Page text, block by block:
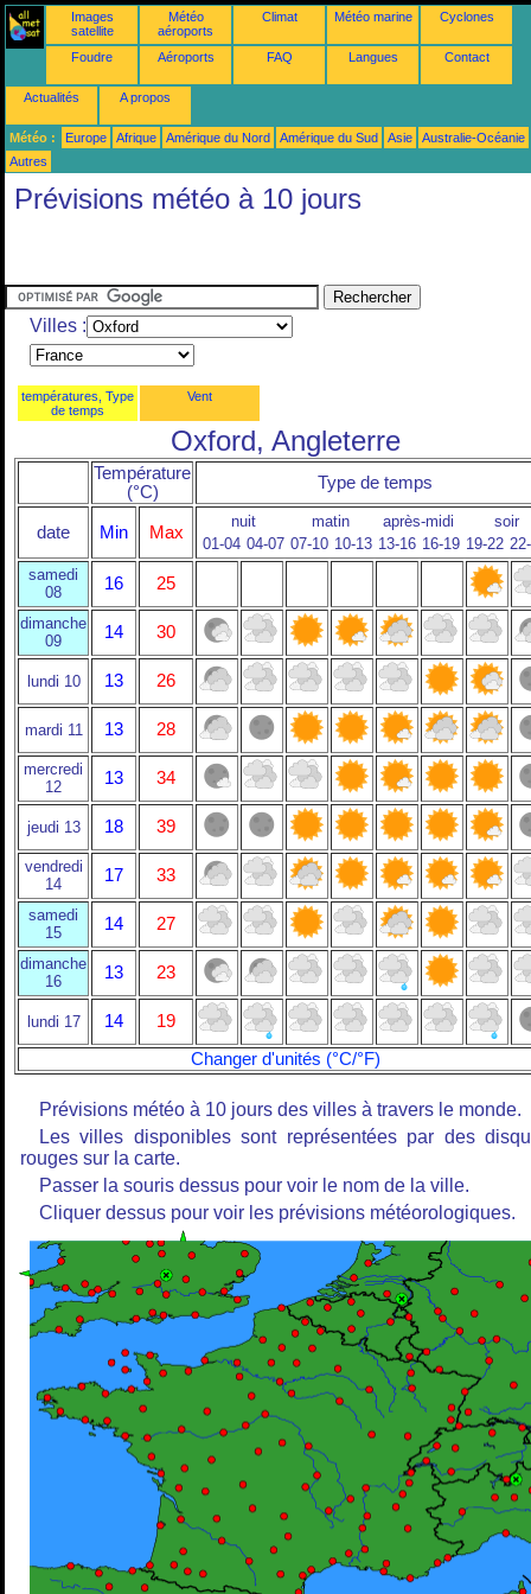
Images
satellite
Météo
aéroports
Climat Météo marine Cyclones
Foudre Aéroports FAQ Langues Contact
Actualités A propos
Météo : Europe Afrique Amérique du Nord Amérique du Sud Asie
Australie-Océanie
Autres
Prévisions météo à 10 jours
Villes :
températures, Type
de temps
Vent
Oxford, Angleterre
Température
(°C)
Type de temps
date Min Max
nuit matin après-midi
soir
01-04 04-07 07-10 10-13 13-16 16-19 19-22
samedi
08
16 25
dimanche
09
14 30
lundi 10 13 26
mardi 11 13 28
mercredi
12
13 34
jeudi 13 18 39
vendredi
14
17 33
samedi
15
14 27
dimanche
16
13 23
lundi 17 14
19
Changer d'unités (°C/°F)
Prévisions météo à 10 jours des villes à travers le monde.
Les villes disponibles sont représentées par des
rouges sur la carte.
Passer la souris dessus pour voir le nom de la ville.
Cliquer dessus pour voir les prévisions météorologiques.